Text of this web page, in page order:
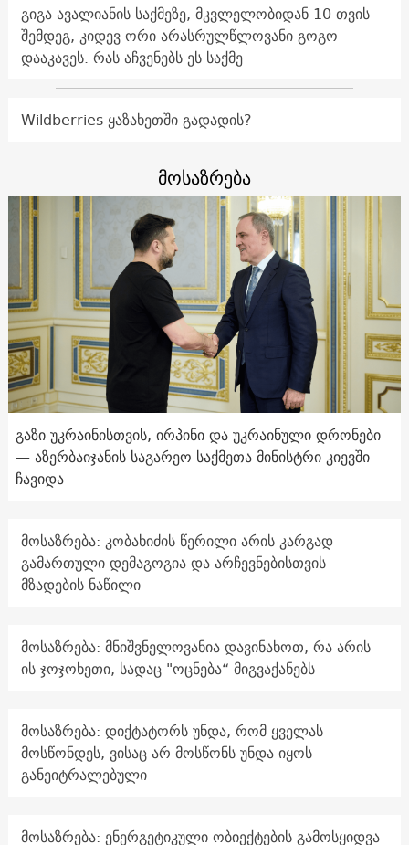
გიგა ავალიანის საქმეზე, მკვლელობიდან 10 თვის
შემდეგ, კიდევ ორი არასრულწლოვანი გოგო
დააკავეს. რას აჩვენებს ეს საქმე
Wildberries ყაზახეთში გადადის?
მოსაზრება
გაზი უკრაინისთვის, ირპინი და უკრაინული დრონები
— აზერბაიჯანის საგარეო საქმეთა მინისტრი კიევში
ჩავიდა
მოსაზრება: კობახიძის წერილი არის კარგად
გამართული დემაგოგია და არჩევნებისთვის
მზადების ნაწილი
მოსაზრება: მნიშვნელოვანია დავინახოთ, რა არის
ის ჯოჯოხეთი, სადაც "ოცნება“ მიგვაქანებს
მოსაზრება: დიქტატორს უნდა, რომ ყველას
მოსწონდეს, ვისაც არ მოსწონს უნდა იყოს
განეიტრალებული
მოსაზრება: ენერგეტიკული ობიექტების გამოსყიდვა